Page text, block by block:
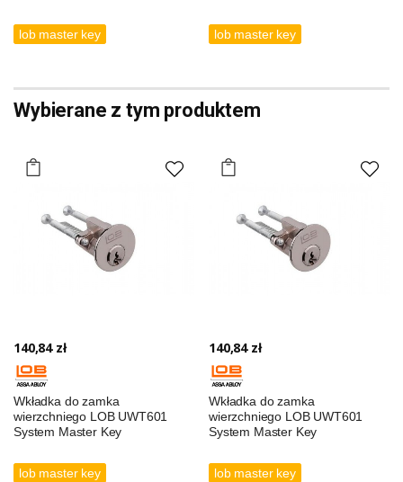
lob master key lob master key
Wybierane z tym produktem
140,84 zł
Wkładka do zamka
wierzchniego LOB UWT601
System Master Key
lob master key
140,84 zł
Wkładka do zamka
wierzchniego LOB UWT601
System Master Key
lob master key